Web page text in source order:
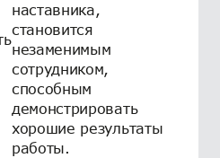
наставника,
становится
незаменимым
сотрудником,
способным
демонстрировать
хорошие результаты
работы.